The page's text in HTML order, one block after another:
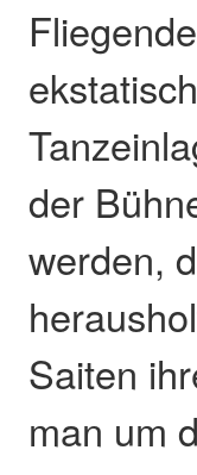
der
werden,
Saiten
man um